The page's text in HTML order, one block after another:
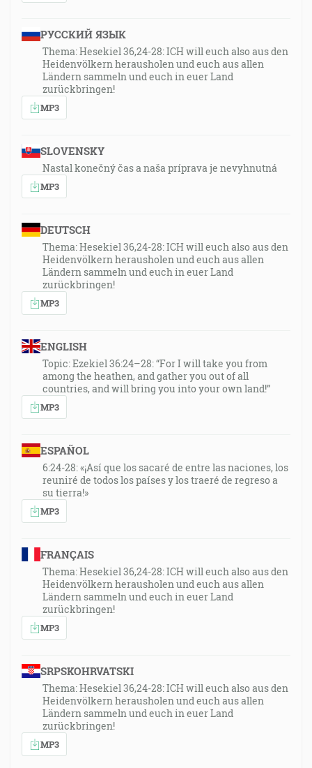
РУССКИЙ ЯЗЫК
Thema: Hesekiel 36,24-28: ICH will euch also aus den
Heidenvölkern herausholen und euch aus allen
Ländern sammeln und euch in euer Land
zurückbringen!
MP3
SLOVENSKY
Nastal konečný čas a naša príprava je nevyhnutná
MP3
DEUTSCH
Thema: Hesekiel 36,24-28: ICH will euch also aus den
Heidenvölkern herausholen und euch aus allen
Ländern sammeln und euch in euer Land
zurückbringen!
MP3
ENGLISH
Topic: Ezekiel 36:24–28: “For I will take you from
among the heathen, and gather you out of all
countries, and will bring you into your own land!”
MP3
ESPAÑOL
6:24-28: «¡Así que los sacaré de entre las naciones, los
reuniré de todos los países y los traeré de regreso a
su tierra!»
MP3
FRANÇAIS
Thema: Hesekiel 36,24-28: ICH will euch also aus den
Heidenvölkern herausholen und euch aus allen
Ländern sammeln und euch in euer Land
zurückbringen!
MP3
SRPSKOHRVATSKI
Thema: Hesekiel 36,24-28: ICH will euch also aus den
Heidenvölkern herausholen und euch aus allen
Ländern sammeln und euch in euer Land
zurückbringen!
MP3